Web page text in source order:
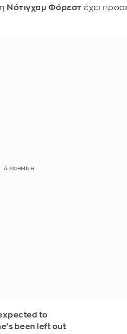
Νότιγχαμ Φόρεστ έχει
to
been left out